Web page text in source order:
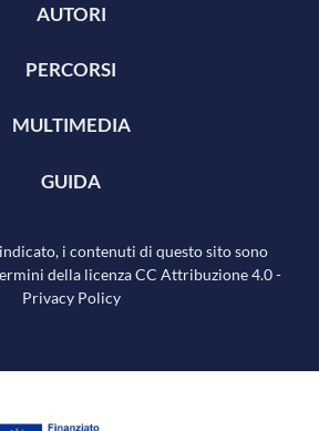
AUTORI
PERCORSI
MULTIMEDIA
GUIDA
i contenuti di questo sito sono
della licenza CC Attribuzione 4.0-
Privacy Policy